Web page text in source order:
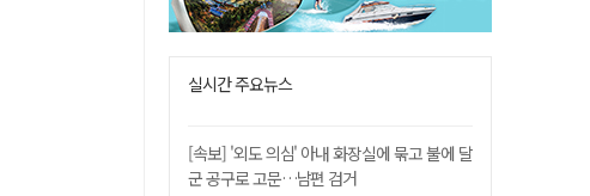
실시간 주요뉴스
[속보] '외도 의심' 아내 화장실에 묶고 불에 달
군 공구로 고문…남편 검거